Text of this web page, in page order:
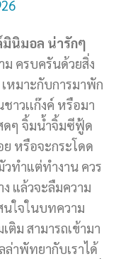
มินิมอล น่ารักๆ
ครบครันด้วยสิ่ง
เหมาะกับการมาพัก
าวเเก๊งค์ หรือมา
ดๆ จิ้มน้ำจิ้มซีฟู้ด
หรือจะกระโดด
วทำแต่ทำงาน ควร
แล้วจะลืมความ
นใจในบทความ
ติม สามารถเข้ามา
าพัทยากับเราได้